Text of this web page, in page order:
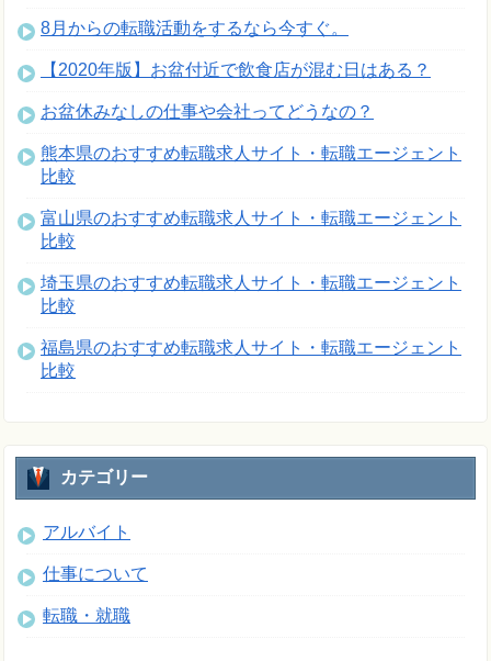
8月からの転職活動をするなら今すぐ。
【2020年版】お盆付近で飲食店が混む日はある？
お盆休みなしの仕事や会社ってどうなの？
熊本県のおすすめ転職求人サイト・転職エージェント
比較
富山県のおすすめ転職求人サイト・転職エージェント
比較
埼玉県のおすすめ転職求人サイト・転職エージェント
比較
福島県のおすすめ転職求人サイト・転職エージェント
比較
カテゴリー
アルバイト
仕事について
転職・就職